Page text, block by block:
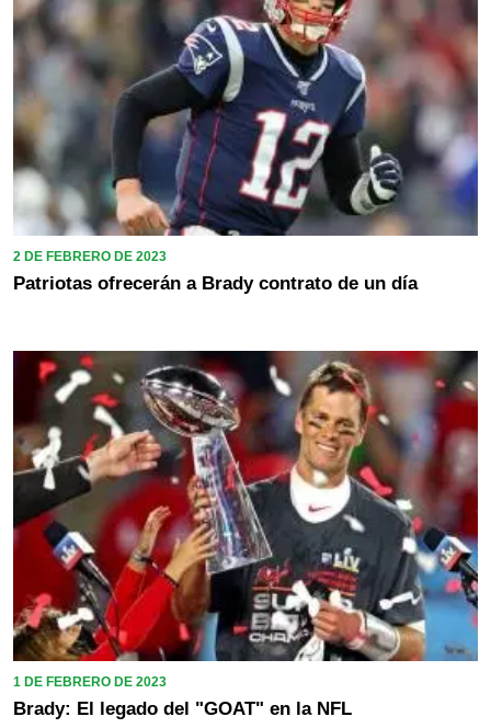
2 DE FEBRERO DE 2023
Patriotas ofrecerán a Brady contrato de un día
1 DE FEBRERO DE 2023
Brady: El legado del "GOAT" en la NFL